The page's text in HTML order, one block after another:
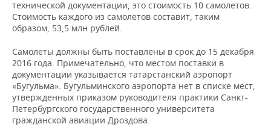
ОПК
ЭНЕРГЕТИКА
ТРАНСПОРТ
IT
ТЕЛЕКОММУНИКАЦИИ
НОВОСТИ МЕРОПРИЯТИЙ
БИЗНЕС-БРАНЧИ
ONLINE-КОНФЕРЕНЦИИ
ОТКРЫТАЯ ЛЕКЦИЯ
СПОРТ
ФУТБОЛ
ХОККЕЙ
БАСКЕТБОЛ
НОВОСТИ ОБЩЕСТВА
ВЛАСТЬ
ИНФРАСТРУКТУРА
ФОТОГАЛЕРЕЯ
СЮЖЕТЫ
СПРАВОЧНИК
технической документации, это стоимость 10 самолетов.
Стоимость каждого из самолетов составит, таким
образом, 53,5 млн рублей.
Самолеты должны быть поставлены в срок до 15 декабря
2016 года. Примечательно, что местом поставки в
документации указывается татарстанский аэропорт
«Бугульма». Бугульминского аэропорта нет в списке мест,
утвержденных приказом руководителя практики Санкт-
Петербургского государственного университета
гражданской авиации Дроздова.